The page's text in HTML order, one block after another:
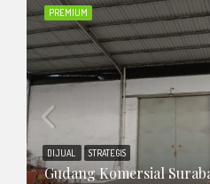
DIJUAL STRATEGIS
PREMIUM